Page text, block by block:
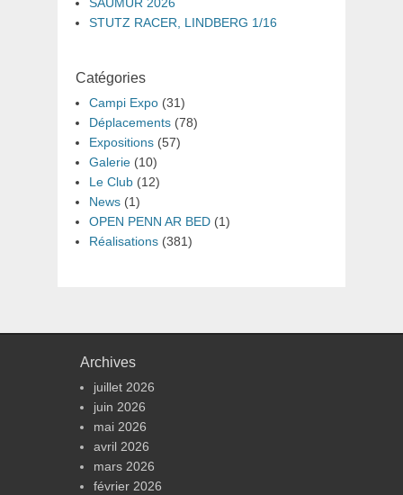
SAUMUR 2026
STUTZ RACER, LINDBERG 1/16
Catégories
Campi Expo (31)
Déplacements (78)
Expositions (57)
Galerie (10)
Le Club (12)
News (1)
OPEN PENN AR BED (1)
Réalisations (381)
Archives
juillet 2026
juin 2026
mai 2026
avril 2026
mars 2026
février 2026